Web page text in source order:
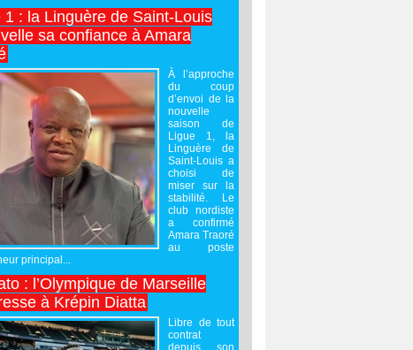
1 : la Linguère de Saint-Louis
sa confiance à Amara
À l’approche
du coup
d’envoi de la
nouvelle
saison de
Ligue 1, la
Linguère de
Saint-Louis a
choisi de
miser sur la
stabilité. Le
club nordiste
a confirmé
Amara Traoré
au poste
principal...
: l’Olympique de Marseille
à Krépin Diatta
Libre de tout
contrat
depuis son